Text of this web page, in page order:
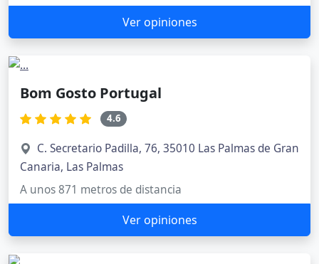
Ver opiniones
Bom Gosto Portugal
4.6
C. Secretario Padilla, 76, 35010 Las Palmas de Gran
Canaria, Las Palmas
A unos 871 metros de distancia
Ver opiniones